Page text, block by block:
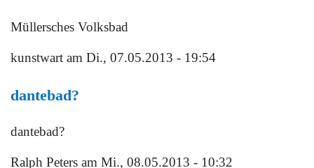
Müllersches Volksbad
kunstwart am Di., 07.05.2013 - 19:54
dantebad?
dantebad?
Ralph Peters am Mi., 08.05.2013 - 10:32